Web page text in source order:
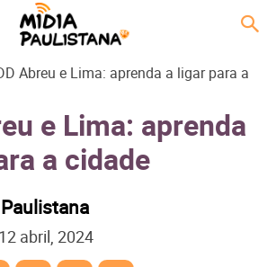
Abreu e Lima: aprenda a ligar para a
e Lima: aprenda
a cidade
12 abril, 2024